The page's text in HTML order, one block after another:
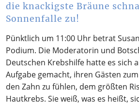
die knackigste Bräune
Sonnenfalle zu!
Pünktlich um 11:00 Uhr betrat
Podium. Die Moderatorin und
Deutschen Krebshilfe hatte es sich
Aufgabe gemacht, ihren Gästen
den Zahn zu fühlen, dem größten
Hautkrebs. Sie weiß, was es heißt,